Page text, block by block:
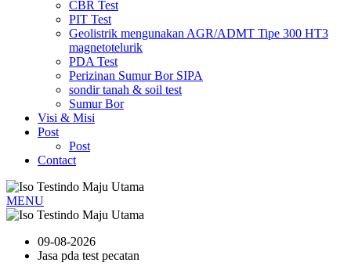
CBR Test
PIT Test
Geolistrik mengunakan AGR/ADMT Tipe 300 HT3
magnetotelurik
PDA Test
Perizinan Sumur Bor SIPA
sondir tanah & soil test
Sumur Bor
Visi & Misi
Post
Post
Contact
MENU
09-08-2026
Jasa pda test pecatan